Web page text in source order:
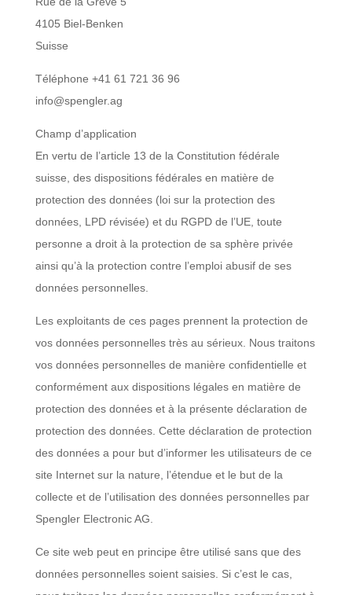
DÉCHARGE
CHARGE
ESA
PLAQUAGE
DE
BANDES
ÉLIMINATION
POUSSIÈRES
HAUTE
TENSION
ÉQUIPEMENT
DE
MESURE
SUR
MESURE
4105 Biel-Benken
Suisse
Téléphone +41 61 721 36 96
info@spengler.ag
Champ d’application
En vertu de l’article 13 de la Constitution fédérale
suisse, des dispositions fédérales en matière de
protection des données (loi sur la protection des
données, LPD révisée) et du RGPD de l’UE, toute
personne a droit à la protection de sa sphère privée
ainsi qu’à la protection contre l’emploi abusif de ses
données personnelles.
Les exploitants de ces pages prennent la protection de
vos données personnelles très au sérieux. Nous traitons
vos données personnelles de manière confidentielle et
conformément aux dispositions légales en matière de
protection des données et à la présente déclaration de
protection des données. Cette déclaration de protection
des données a pour but d’informer les utilisateurs de ce
site Internet sur la nature, l’étendue et le but de la
collecte et de l’utilisation des données personnelles par
Spengler Electronic AG.
Ce site web peut en principe être utilisé sans que des
données personnelles soient saisies. Si c’est le cas,